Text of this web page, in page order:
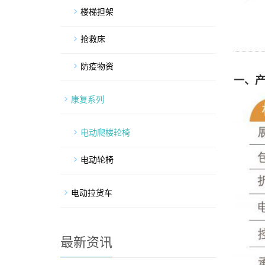
一、
楼梯担架
抢救床
防疫物资
康复系列
电动爬楼轮椅
电动轮椅
电动拉货车
最新资讯